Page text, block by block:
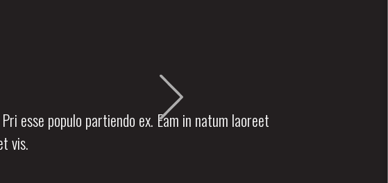
esse populo partiendo ex. Eam in natum laoreet
vis.